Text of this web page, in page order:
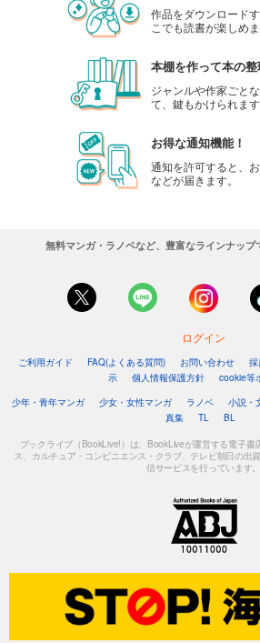
作品をダウンロード
こでも読書が楽しめま
本棚を作って本の整
ジャンルや作家ごと
て、鍵もかけられます
お得な通知機能！
通知を許可すると、
などが届きます。
無料マンガ・ラノベなど、豊富なラインナップ
ログイン
ご利用ガイド FAQ(よくある質問) お問い合わせ 採
示
個人情報保護方針
cookie等
少年・青年マンガ
少女・女性マンガ ラノベ 小説・
真集
TL BL
ブックライブ（BookLive!）は、BookLiveが運営する電子書
ス、カルチュア・コンビニエンス・クラブ、テレビ朝日の出
信サービスを行っています。